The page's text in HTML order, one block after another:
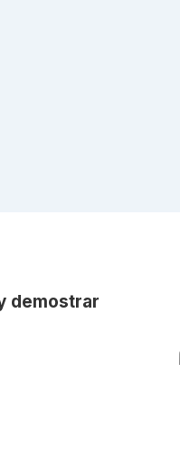
demostrar